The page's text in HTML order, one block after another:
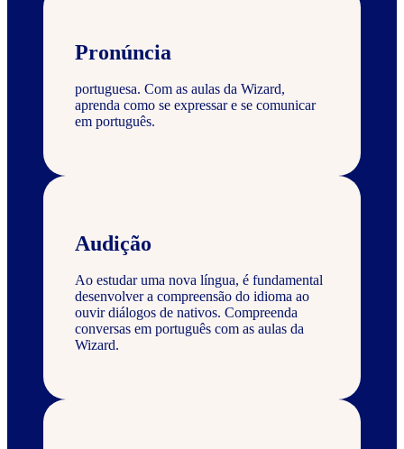
Pronúncia
portuguesa. Com as aulas da Wizard,
aprenda como se expressar e se comunicar
em português.
Audição
Ao estudar uma nova língua, é fundamental
desenvolver a compreensão do idioma ao
ouvir diálogos de nativos. Compreenda
conversas em português com as aulas da
Wizard.